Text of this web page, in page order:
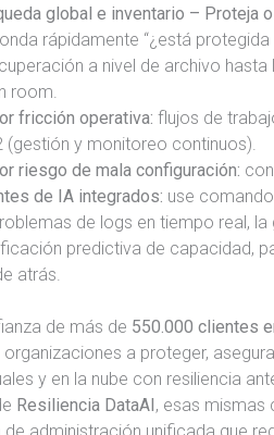
global e inventario – Proteja
rápidamente “¿está
a nivel de archivo
room.
fricción operativa: flujos de
(gestión y monitoreo continuos).
riesgo de mala configuración:
de IA integrados: use
de logs en tiempo real,
predictiva de capacidad,
atrás.
de más de 550.000 clientes
organizaciones a proteger,
y en la nube con resiliencia
Resiliencia DataAI, esas mismas